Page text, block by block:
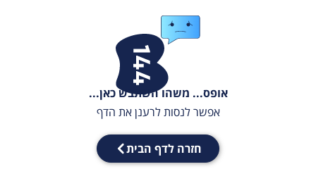
אופס... משהו השתבש כאן...
אפשר לנסות לרענן את הדף
חזרה לדף הבית